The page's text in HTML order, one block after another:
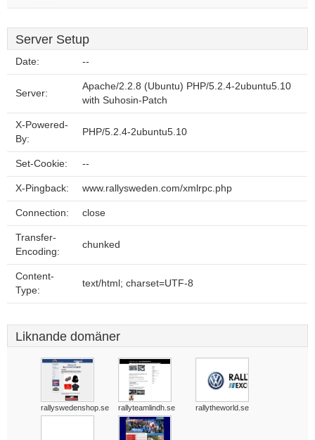
Server Setup
Date: --
Server:
Apache/2.2.8 (Ubuntu) PHP/5.2.4-2ubuntu5.10
with Suhosin-Patch
X-Powered-
By:
PHP/5.2.4-2ubuntu5.10
Set-Cookie: --
X-Pingback: www.rallysweden.com/xmlrpc.php
Connection: close
Transfer-
Encoding:
chunked
Content-
Type:
text/html; charset=UTF-8
Liknande domäner
rallyswedenshop.se rallyteamlindh.se rallytheworld.se